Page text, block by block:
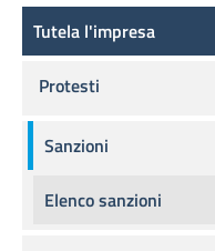
Tutela l'impresa
Tutela l'impresa
Protesti
Sanzioni
Elenco sanzioni